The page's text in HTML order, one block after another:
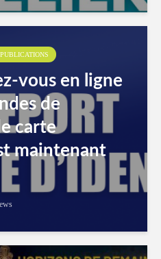
PUBLICATIONS
vous en ligne
de
carte
maintenant